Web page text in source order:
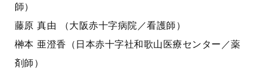
師）
藤原 真由 （大阪赤十字病院／看護師）
榊本 亜澄香（日本赤十字社和歌山医療センター／薬
剤師）